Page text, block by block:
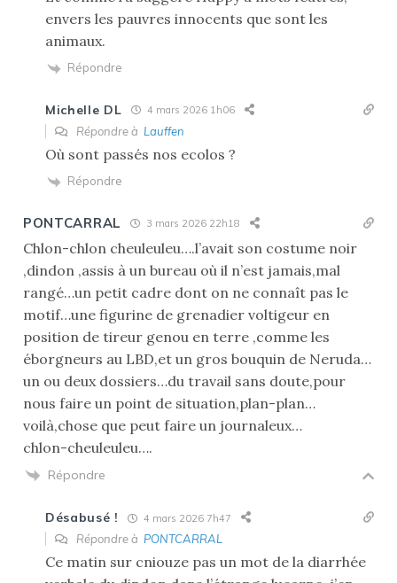
envers les pauvres innocents que sont les
animaux.
Répondre
Michelle DL 4 mars 2026 1h06
Répondre à Lauffen
Où sont passés nos ecolos ?
Répondre
PONTCARRAL 3 mars 2026 22h18
Chlon-chlon cheuleuleu….l’avait son costume noir
,dindon ,assis à un bureau où il n’est jamais,mal
rangé…un petit cadre dont on ne connaît pas le
motif…une figurine de grenadier voltigeur en
position de tireur genou en terre ,comme les
éborgneurs au LBD,et un gros bouquin de Neruda…
un ou deux dossiers…du travail sans doute,pour
nous faire un point de situation,plan-plan…
voilà,chose que peut faire un journaleux…
chlon-cheuleuleu….
Répondre
Désabusé ! 4 mars 2026 7h47
Répondre à PONTCARRAL
Ce matin sur cniouze pas un mot de la diarrhée